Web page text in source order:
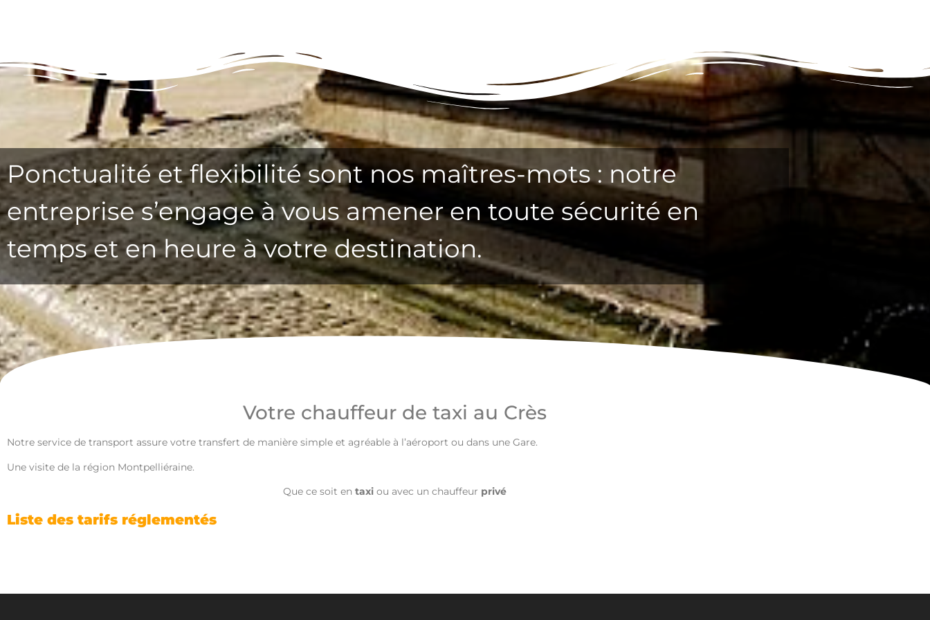
Ponctualité et flexibilité sont nos maîtres-mots : notre
entreprise s’engage à vous amener en toute sécurité en
temps et en heure à votre destination.
Votre chauffeur de taxi au Crès
Notre service de transport assure votre transfert de manière simple et agréable à l’aéroport ou dans une Gare.
Une visite de la région Montpelliéraine.
Que ce soit en taxiou avec un chauffeur privé
Liste des tarifs réglementés